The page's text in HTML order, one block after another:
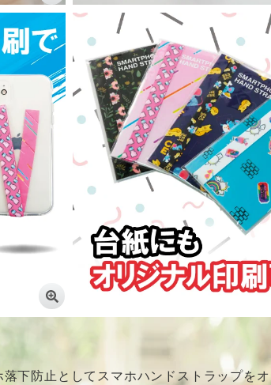
落下防止としてスマホハンドストラップを